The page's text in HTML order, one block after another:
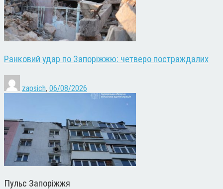
Ранковий удар по Запоріжжю: четверо постраждалих
zapsich, 06/08/2026
Пульс Запоріжжя